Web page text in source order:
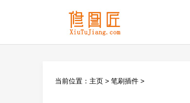
当前位置： 主页 > 笔刷插件 >